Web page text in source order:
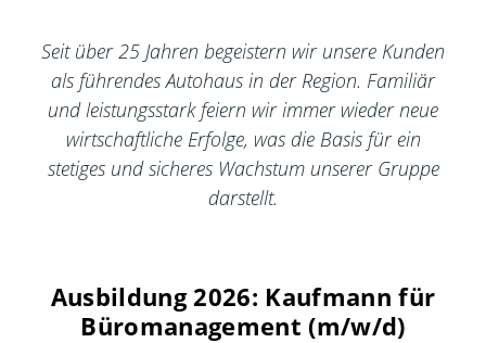
Seit über 25 Jahren begeistern wir unsere Kunden
als führendes Autohaus in der Region. Familiär
und leistungsstark feiern wir immer wieder neue
wirtschaftliche Erfolge, was die Basis für ein
stetiges und sicheres Wachstum unserer Gruppe
darstellt.
Ausbildung 2026: Kaufmann für
Büromanagement (m/w/d)